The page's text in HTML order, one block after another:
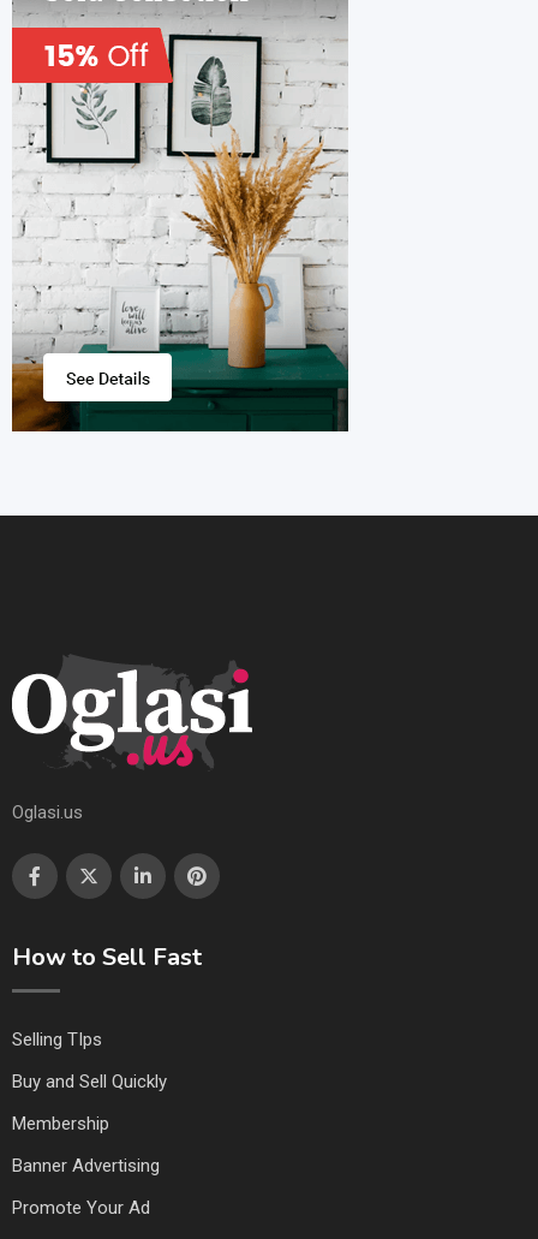
Oglasi.us
How to Sell Fast
Selling TIps
Buy and Sell Quickly
Membership
Banner Advertising
Promote Your Ad